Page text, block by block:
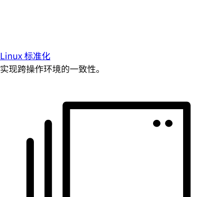
Linux 标准化
实现跨操作环境的一致性。